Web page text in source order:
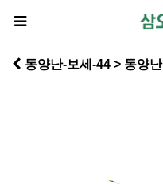
동양난-보세-44 > 동양난